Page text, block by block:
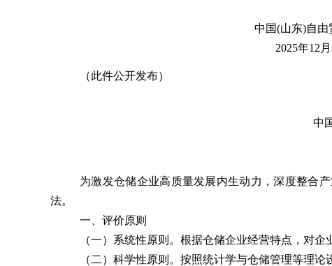
中国(山东)自由
2025年12月
（此件公开发布）
中
为激发仓储企业高质量发展内生动力，深度整合
法。
一、评价原则
（一）系统性原则。 根据仓储企业经营特点，对企
（二）科学性原则。 按照统计学与仓储管理等理论